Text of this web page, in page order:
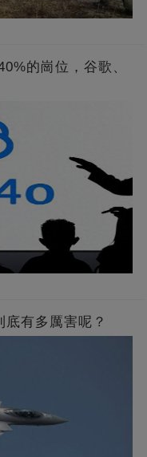
的崗位，谷歌、
有多厲害呢？